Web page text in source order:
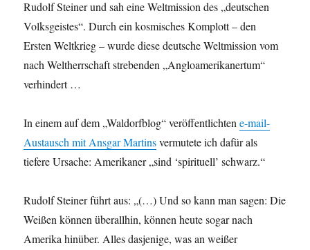
Rudolf Steiner und sah eine Weltmission des „deutschen
Volksgeistes“. Durch ein kosmisches Komplott – den
Ersten Weltkrieg – wurde diese deutsche Weltmission vom
nach Weltherrschaft strebenden „Angloamerikanertum“
verhindert …
In einem auf dem „Waldorfblog“ veröffentlichtene-mail-
Austausch mit Ansgar Martinsvermutete ich dafür als
tiefere Ursache: Amerikaner „sind ‘spirituell’ schwarz.“
Rudolf Steiner führt aus: „(…) Und so kann man sagen: Die
Weißen können überallhin, können heute sogar nach
Amerika hinüber. Alles dasjenige, was an weißer